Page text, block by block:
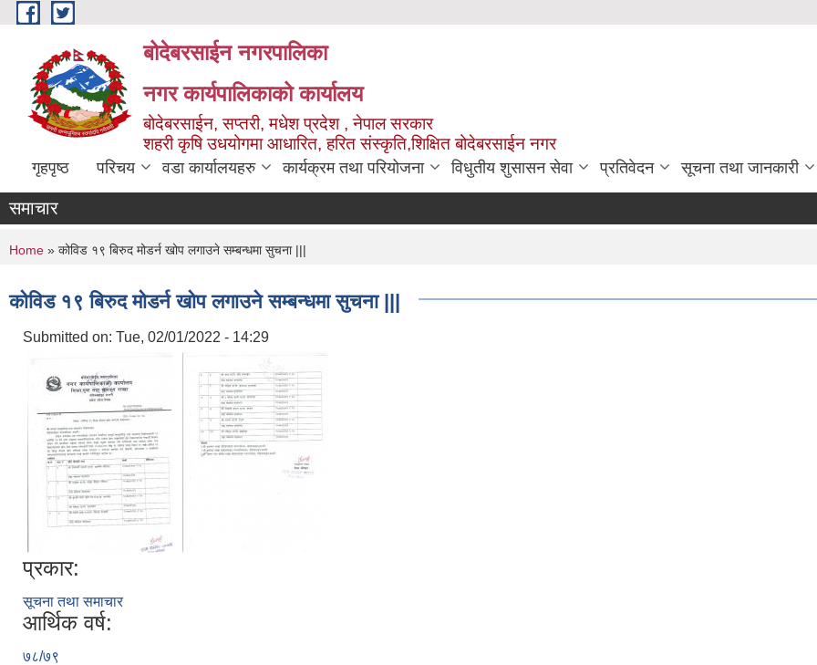
Skip to main content
बोदेबरसाईन नगरपालिका
नगर कार्यपालिकाको कार्यालय
बोदेबरसाईन, सप्तरी, मधेश प्रदेश , नेपाल सरकार
शहरी कृषि उधयोगमा आधारित, हरित संस्कृति,शिक्षित बोदेबरसाईन नगर
गृहपृष्ठ परिचय वडा कार्यालयहरु कार्यक्रम तथा परियोजना विधुतीय शुसासन सेवा प्रतिवेदन सूचना तथा जानकारी
समाचार
You are here
Home » कोविड १९ बिरुद मोडर्न खोप लगाउने सम्बन्धमा सुचना |||
कोविड १९ बिरुद मोडर्न खोप लगाउने सम्बन्धमा सुचना |||
Submitted on: Tue, 02/01/2022 - 14:29
प्रकार:
सूचना तथा समाचार
आर्थिक वर्ष:
७८/७९